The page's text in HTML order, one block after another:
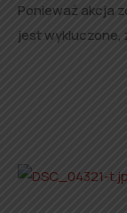
Ponieważ akcja
jest wykluczone,